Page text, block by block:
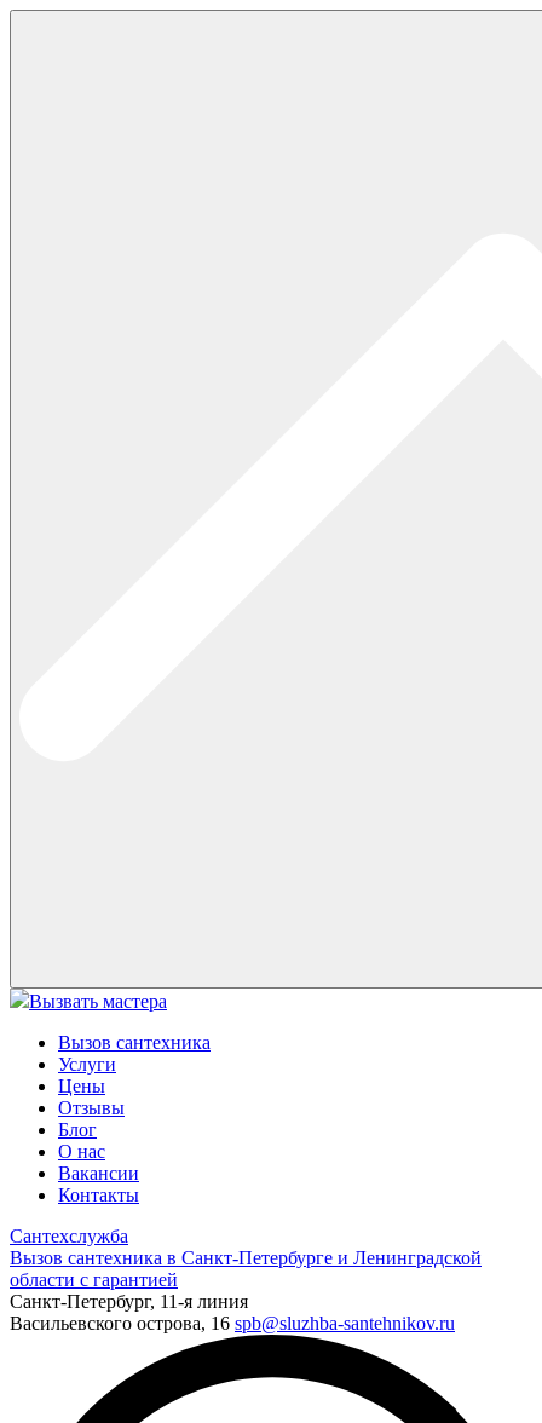
Вызвать мастера
Вызов сантехника
Услуги
Цены
Отзывы
Блог
О нас
Вакансии
Контакты
Сантехслужба
Вызов сантехника в Санкт-Петербурге и Ленинградской
области с гарантией
Санкт-Петербург, 11-я линия
Васильевского острова, 16 spb@sluzhba-santehnikov.ru